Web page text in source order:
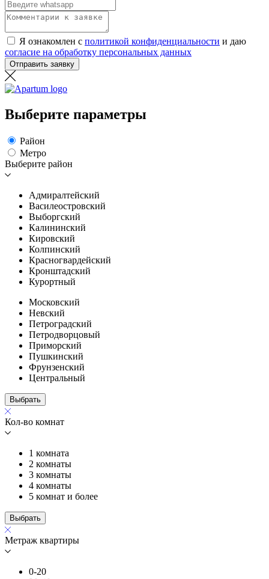
Я ознакомлен с политикой конфиденциальности и даю
согласие на обработку персональных данных
Отправить заявку
Выберите параметры
Район
Метро
Выберите район
Адмиралтейский
Василеостровский
Выборгский
Калининский
Кировский
Колпинский
Красногвардейский
Кронштадский
Курортный
Московский
Невский
Петроградский
Петродворцовый
Приморский
Пушкинский
Фрунзенский
Центральный
Выбрать
Кол-во комнат
1 комната
2 комнаты
3 комнаты
4 комнаты
5 комнат и более
Выбрать
Метраж квартиры
0-20